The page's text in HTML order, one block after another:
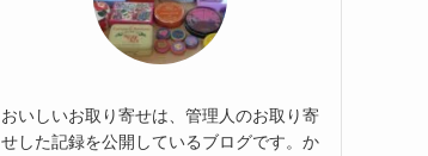
おいしいお取り寄せは、管理人のお取り寄
せした記録を公開しているブログです。か